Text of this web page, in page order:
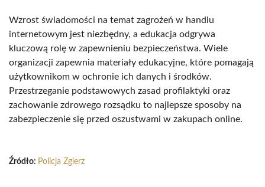
Wzrost świadomości na temat zagrożeń w handlu
internetowym jest niezbędny, a edukacja odgrywa
kluczową rolę w zapewnieniu bezpieczeństwa. Wiele
organizacji zapewnia materiały edukacyjne, które pomagają
użytkownikom w ochronie ich danych i środków.
Przestrzeganie podstawowych zasad profilaktyki oraz
zachowanie zdrowego rozsądku to najlepsze sposoby na
zabezpieczenie się przed oszustwami w zakupach online.
Źródło: Policja Zgierz